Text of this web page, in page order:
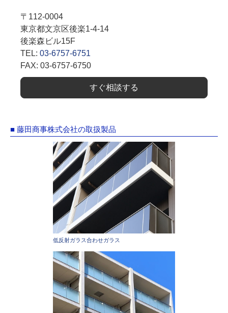
〒112-0004
東京都文京区後楽1-4-14
後楽森ビル15F
TEL: 03-6757-6751
FAX: 03-6757-6750
すぐ相談する
■ 藤田商事株式会社の取扱製品
低反射ガラス合わせガラス